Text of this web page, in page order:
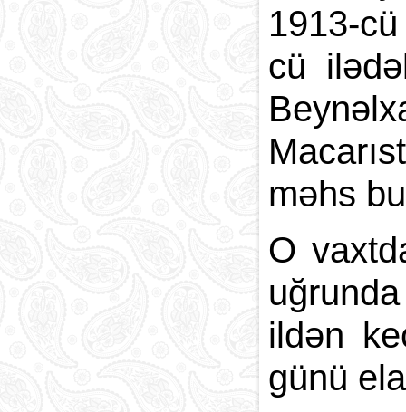
1913-
cü
məhs
O
ildən
günü